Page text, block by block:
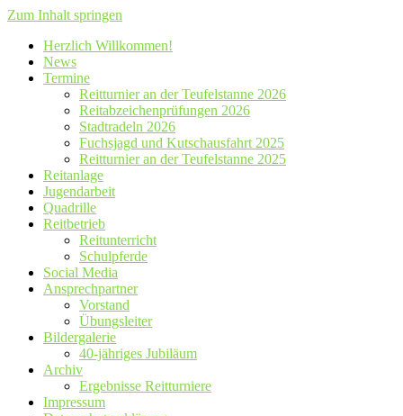
Zum Inhalt springen
Herzlich Willkommen!
News
Termine
Reitturnier an der Teufelstanne 2026
Reitabzeichenprüfungen 2026
Stadtradeln 2026
Fuchsjagd und Kutschausfahrt 2025
Reitturnier an der Teufelstanne 2025
Reitanlage
Jugendarbeit
Quadrille
Reitbetrieb
Reitunterricht
Schulpferde
Social Media
Ansprechpartner
Vorstand
Übungsleiter
Bildergalerie
40-jähriges Jubiläum
Archiv
Ergebnisse Reitturniere
Impressum